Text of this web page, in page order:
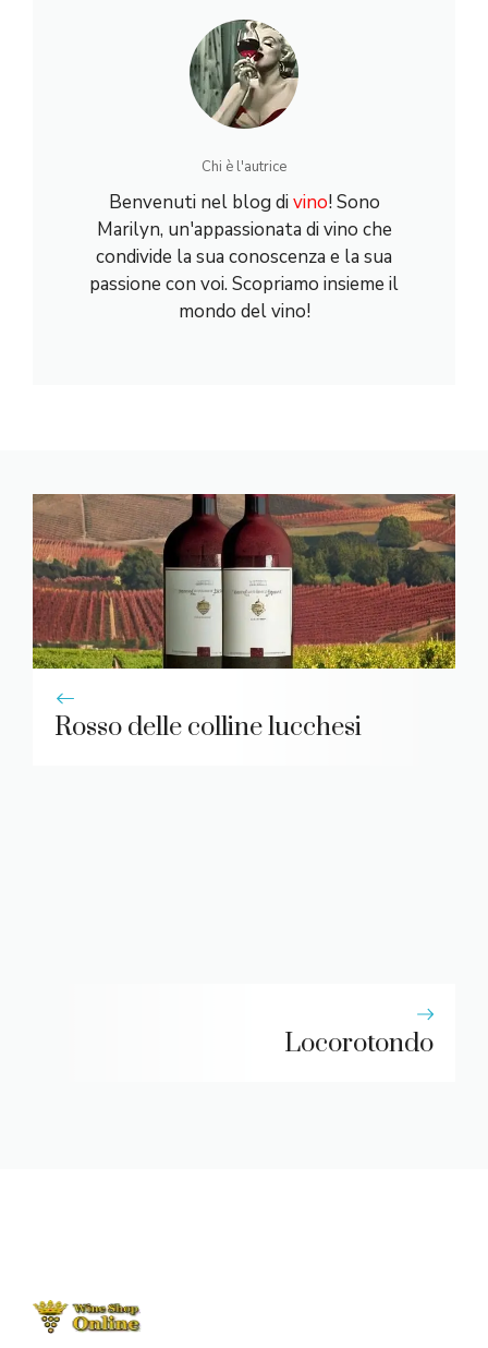
Chi è l'autrice
Benvenuti nel blog divino! Sono
Marilyn, un'appassionata di vino che
condivide la sua conoscenza e la sua
passione con voi. Scopriamo insieme il
mondo del vino!
Rosso delle colline lucchesi
Locorotondo